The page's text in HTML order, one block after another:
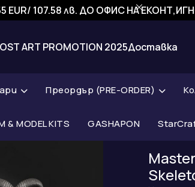
107.58 лв. ДО ОФИС НА
ART PROMOTION 2025Доставка
Преордър (PRE-ORDER)
& MODEL KITS GASHAPON